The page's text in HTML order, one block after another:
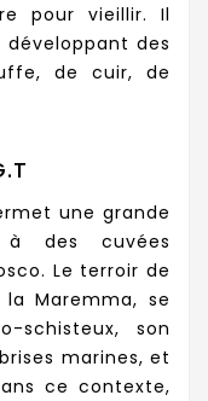
pour vieillir. Il
développant des
de cuir, de
une grande
à des cuvées
Le terroir de
Maremma, se
schisteux, son
marines, et
ce contexte,